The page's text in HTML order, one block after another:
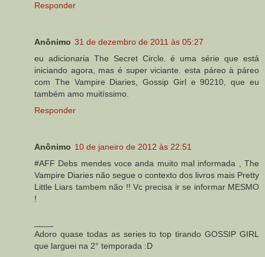
Responder
Anônimo 31 de dezembro de 2011 às 05:27
eu adicionaria The Secret Circle. é uma série que está
iniciando agora, mas é super viciante. esta páreo à páreo
com The Vampire Diaries, Gossip Girl e 90210, que eu
também amo muitíssimo.
Responder
Anônimo 10 de janeiro de 2012 às 22:51
#AFF Debs mendes voce anda muito mal informada , The
Vampire Diaries não segue o contexto dos livros mais Pretty
Little Liars tambem não !! Vc precisa ir se informar MESMO
!
Adoro quase todas as series to top tirando GOSSIP GIRL
que larguei na 2° temporada :D